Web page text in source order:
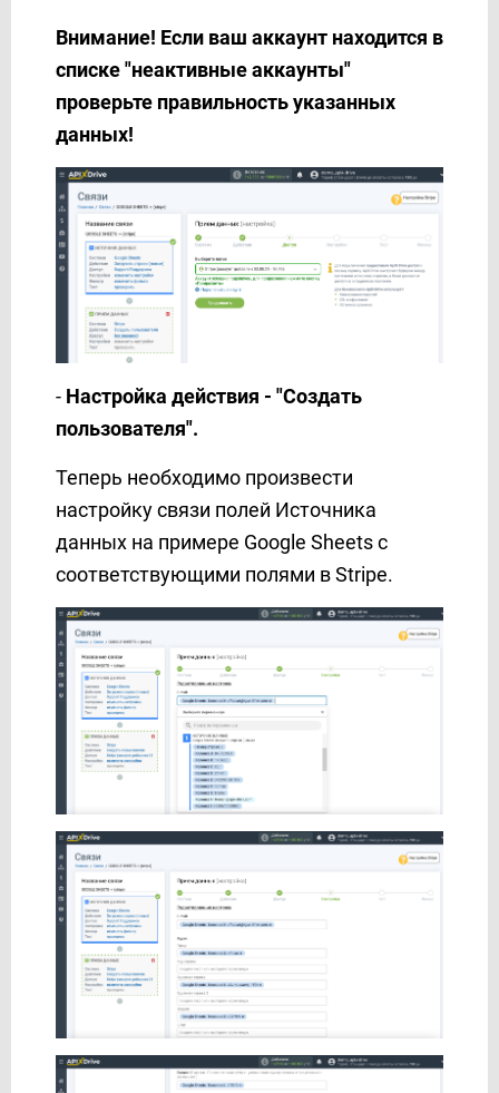
Twilio
TXTImpact
TxtSync
UKR.NET
Unipost
Vbout
VerticalResponse
Viber
Webex Interact
Webhooks
WHATSAPP (через партнера AceBot)
Wire2Air
Worksection
Yahoo!
Zadarma
Zoho CRM
Zoho Inventory
Новая Почта
Телеграм
6. AI TOOLS
7. ФОРМАТИРОВАНИЕ
8. МАТЕМАТИЧЕСКИЕ операции
9. ПОИСК данных
10. ФИЛЬТР данных
11. ЛОГИКА Если/То
О сервисе
Партнерский кабинет
Поддержка
Тарифы и Оплата
Внимание! Если ваш аккаунт находится в
списке "неактивные аккаунты"
проверьте правильность указанных
данных!
- Настройка действия - "Создать
пользователя".
Теперь необходимо произвести
настройку связи полей Источника
данных на примере Google Sheets с
соответствующими полями в Stripe.